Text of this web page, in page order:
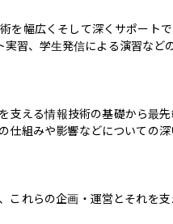
幅広くそして深くサポートで
習、学生発信による演習など
える情報技術の基礎から最先
組みや影響などについての
れらの企画・運営とそれを